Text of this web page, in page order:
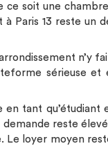
ce soit une
Paris 13 reste un
n’y
sérieuse et
tant qu’étudiant
reste
Le loyer moyen